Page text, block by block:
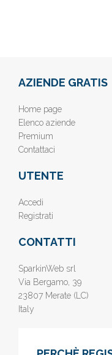
AZIENDE GRATIS
Home page
Elenco aziende
Premium
Contattaci
UTENTE
Accedi
Registrati
CONTATTI
SparkinWeb srl
Via Bergamo, 39
23807 Merate (LC)
Italy